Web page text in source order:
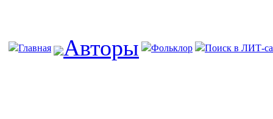
Главная Авторы Фольклор Поиск в ЛИТ-